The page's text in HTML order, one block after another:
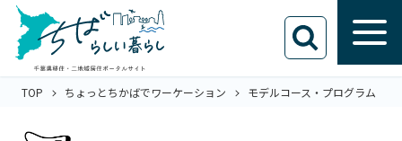
TOP ちょっとちかばでワーケーション モデルコース・プログラム